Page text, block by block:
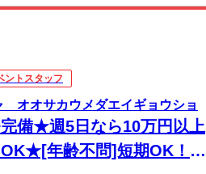
ントスタッフ
オオサカウメダエイギョウショ
備★週5日なら10万円以上
年齢不問]短期OK！新